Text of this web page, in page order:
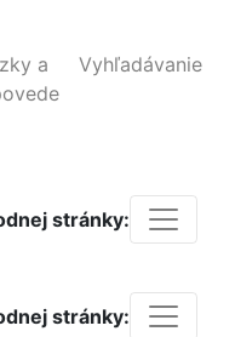
a
Vyhľadávanie
stránky:
stránky: